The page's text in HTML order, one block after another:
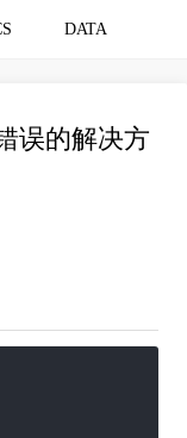
DATA
误的解决方